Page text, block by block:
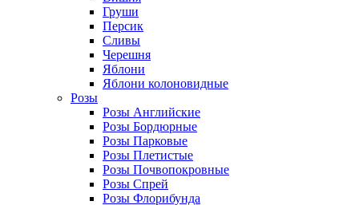
Груши
Персик
Сливы
Черешня
Яблони
Яблони колоновидные
Розы
Розы Английские
Розы Бордюрные
Розы Парковые
Розы Плетистые
Розы Почвопокровные
Розы Спрей
Розы Флорибунда